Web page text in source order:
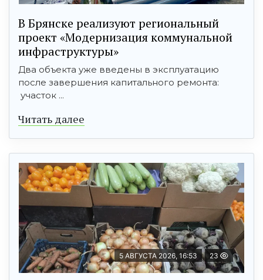
В Брянске реализуют региональный
проект «Модернизация коммунальной
инфраструктуры»
Два объекта уже введены в эксплуатацию
после завершения капитального ремонта:
участок ...
Читать далее
5 АВГУСТА 2026, 16:53 23